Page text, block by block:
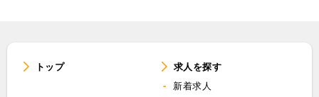
トップ
求人を探す
新着求人